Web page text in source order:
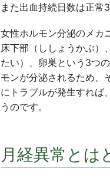
また出血持続日数は正常3
女性ホルモン分泌のメカ
床下部（ししょうかぶ）
たい）、卵巣という3つ
モンが分泌されるため、
にトラブルが発生すれば
うのです。
月経異常とは